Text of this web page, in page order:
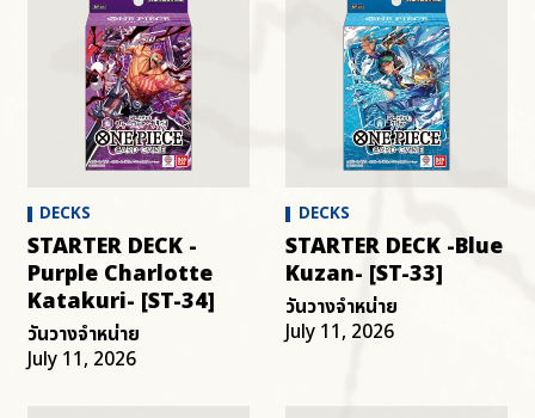
DECKS
STARTER DECK -
Purple Charlotte
Katakuri- [ST-34]
วันวางจำหน่าย
July 11, 2026
DECKS
STARTER DECK -Blue
Kuzan- [ST-33]
วันวางจำหน่าย
July 11, 2026